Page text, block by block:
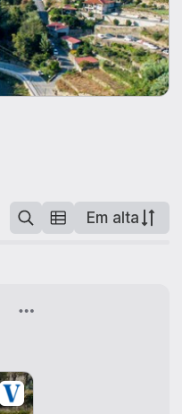
Em alta